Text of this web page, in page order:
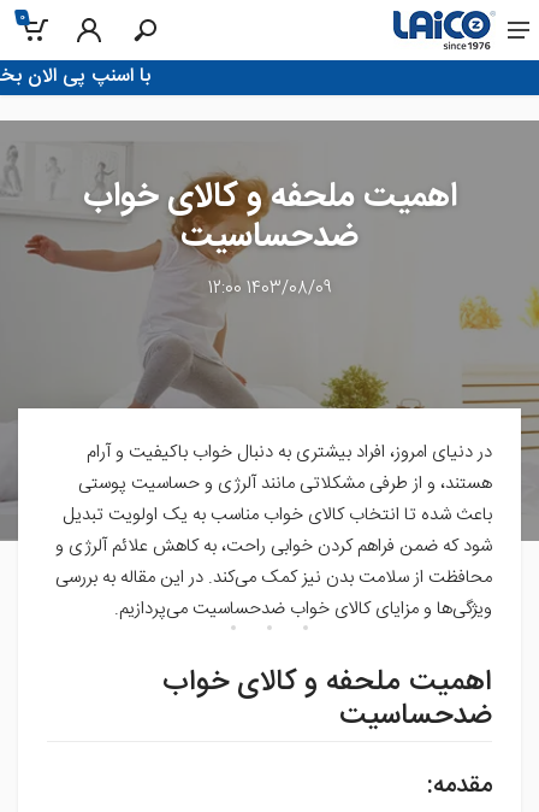
0
!با اسنپ پی الان بخر، تو 4 قسط
اهمیت ملحفه و کالای خواب
ضدحساسیت
1403/08/09 12:00
در دنیای امروز، افراد بیشتری به دنبال خواب باکیفیت و آرام
هستند، و از طرفی مشکلاتی مانند آلرژی و حساسیت پوستی
باعث شده تا انتخاب کالای خواب مناسب به یک اولویت تبدیل
شود که ضمن فراهم کردن خوابی راحت، به کاهش علائم آلرژی و
محافظت از سلامت بدن نیز کمک می‌کند. در این مقاله به بررسی
ویژگی‌ها و مزایای کالای خواب ضدحساسیت می‌پردازیم.
اهمیت ملحفه و کالای خواب
ضدحساسیت
مقدمه: